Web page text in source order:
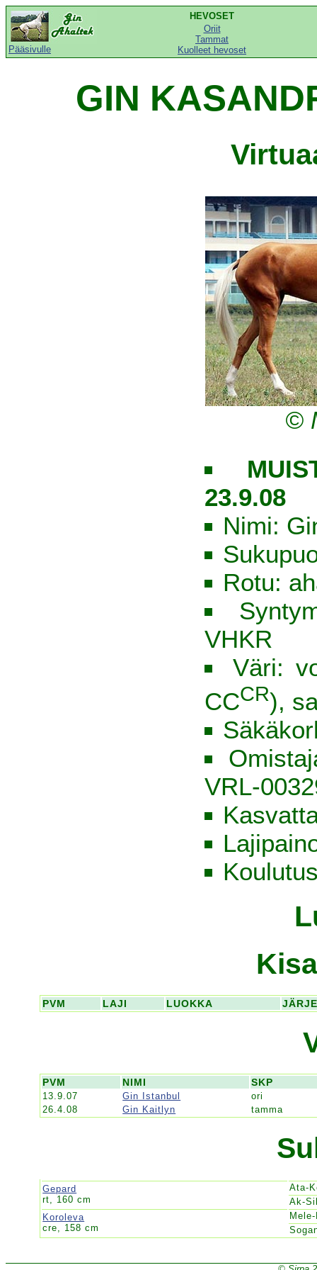
Pääsivulle
HEVOSET
Oriit
Tammat
Kuolleet hevoset
GIN
©
23.9.08
Nimi:
Rotu:
VHKR
Väri:
CCCR),
VRL-
PVM LAJI LUOKKA
PVM NIMI SKP
13.9.07 Gin Istanbul
ori
26.4.08
Gin Kaitlyn tamma
Gepard
rt, 160 cm
Ata-
Ak-
Koroleva
cre, 158 cm